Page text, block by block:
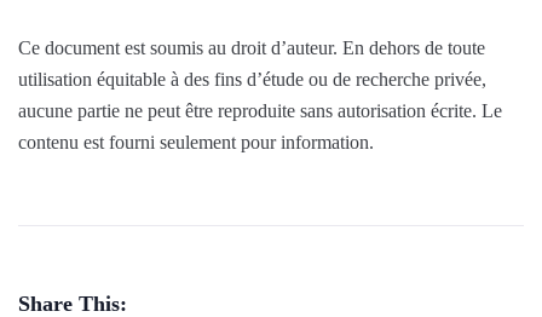
Ce document est soumis au droit d’auteur. En dehors de toute
utilisation équitable à des fins d’étude ou de recherche privée,
aucune partie ne peut être reproduite sans autorisation écrite. Le
contenu est fourni seulement pour information.
Share This: